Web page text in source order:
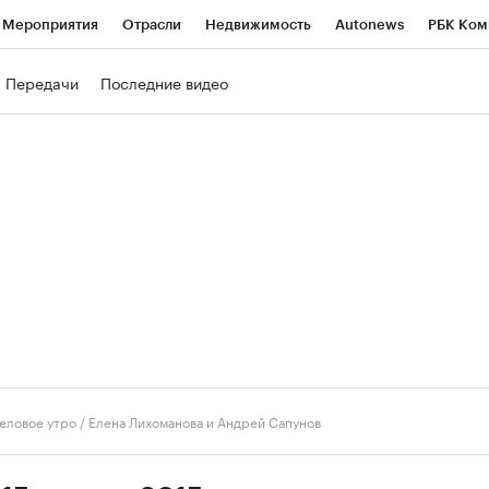
Мероприятия Отрасли Недвижимость Autonews РБК
Передачи Последние видео
утро / Елена Лихоманова и Андрей Сапунов